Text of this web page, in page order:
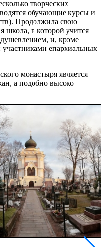
творческих
обучающие курсы и
Продолжила свою
школа, в которой учится
и, кроме
епархиальных
монастыря является
а подобно высоко